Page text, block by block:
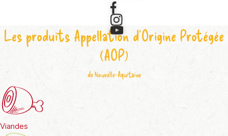
Les produits Appellation d'Origine Protégée
(AOP)
de Nouvelle-Aquitaine
Viandes